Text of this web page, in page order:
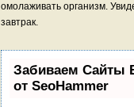
омолаживать организм.
завтрак.
Забиваем Сайты
от SeoHammer